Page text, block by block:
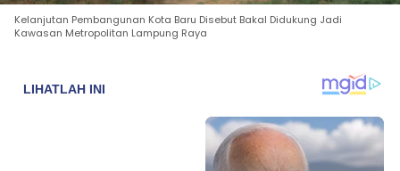
Kelanjutan Pembangunan Kota Baru Disebut Bakal Didukung Jadi
Kawasan Metropolitan Lampung Raya